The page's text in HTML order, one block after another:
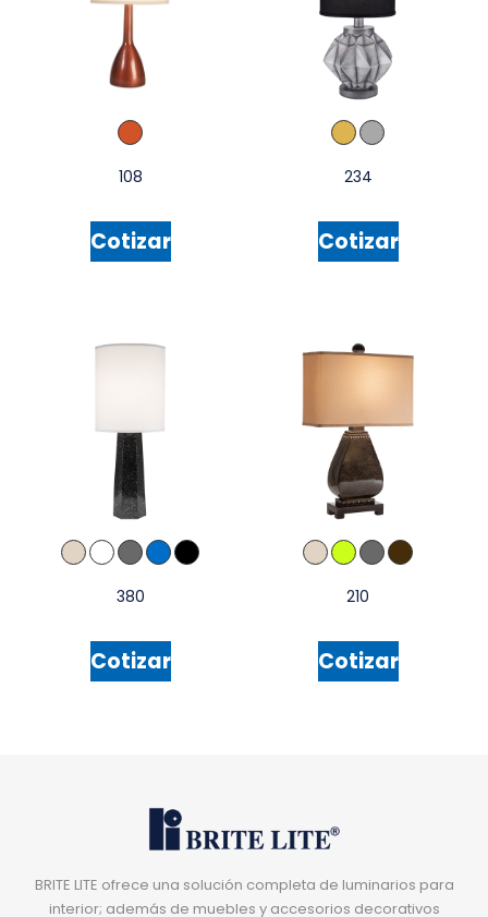
108
Cotizar
234
Cotizar
380
Cotizar
210
Cotizar
BRITE LITE ofrece una solución completa de luminarios para
interior; además de muebles y accesorios decorativos